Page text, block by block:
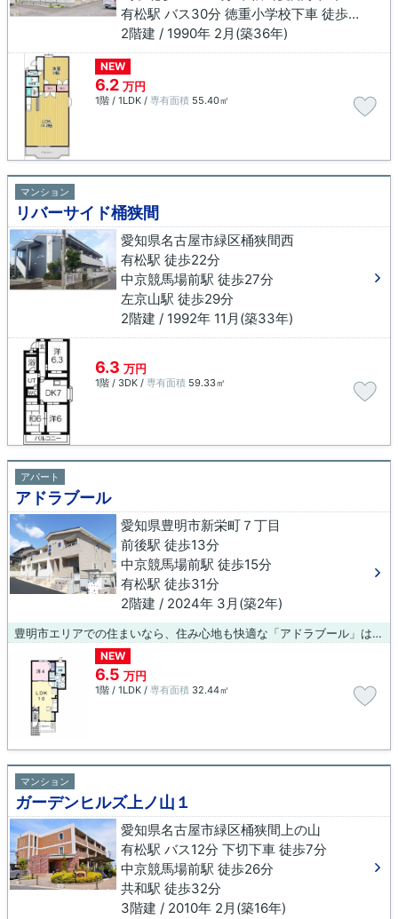
有松駅 バス30分 徳重小学校下車 徒歩10分
2階建 / 1990年 2月(築36年)
NEW
6.2 万円
1階 / 1LDK / 専有面積 55.40㎡
マンション
リバーサイド桶狭間
愛知県名古屋市緑区桶狭間西
有松駅 徒歩22分
中京競馬場前駅 徒歩27分
左京山駅 徒歩29分
2階建 / 1992年 11月(築33年)
6.3 万円
1階 / 3DK / 専有面積 59.33㎡
アパート
アドラブール
愛知県豊明市新栄町７丁目
前後駅 徒歩13分
中京競馬場前駅 徒歩15分
有松駅 徒歩31分
2階建 / 2024年 3月(築2年)
豊明市エリアでの住まいなら、住み心地も快適な「アドラブール」はいかがでしょうか。住む人のことも考えられている満足度の高いアパートです。設備が充実してうれしい、築浅物件です。駅までのアクセスが良い、徒歩13分のところに位置する物件です。物件のお問い合わせはお気軽にご連絡ください。お探しいただいた物件でご不明な点がございました場合もお気軽にお問い合わせ下さい。
NEW
6.5 万円
1階 / 1LDK / 専有面積 32.44㎡
マンション
ガーデンヒルズ上ノ山１
愛知県名古屋市緑区桶狭間上の山
有松駅 バス12分 下切下車 徒歩7分
中京競馬場前駅 徒歩26分
共和駅 徒歩32分
3階建 / 2010年 2月(築16年)